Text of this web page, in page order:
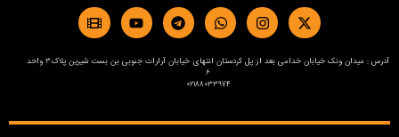
آدرس : میدان ونک خیابان خدامی بعد از پل کردستان انتهای خیابان آرارات جنوبی بن بست شیرین پلاک3 واحد
6
02188033974